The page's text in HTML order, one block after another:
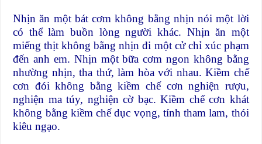
Nhịn ăn một bát cơm không bằng nhịn nói một lời
có thể làm buồn lòng người khác. Nhịn ăn một
miếng thịt không bằng nhịn đi một cử chỉ xúc phạm
đến anh em. Nhịn một bữa cơm ngon không bằng
nhường nhịn, tha thứ, làm hòa với nhau. Kiềm chế
cơn đói không bằng kiềm chế cơn nghiện rượu,
nghiện ma túy, nghiện cờ bạc. Kiềm chế cơn khát
không bằng kiềm chế dục vọng, tính tham lam, thói
kiêu ngạo.